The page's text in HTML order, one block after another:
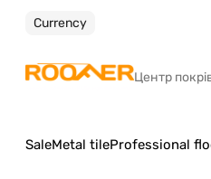
Currency
Центр
SaleMetal tileProfessional